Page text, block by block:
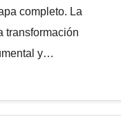
completo. La
transformación
y…